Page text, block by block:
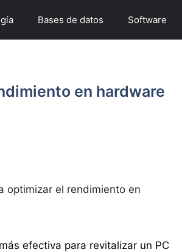
Bases de datos Software
en hardware
optimizar el rendimiento en
efectiva para revitalizar un PC